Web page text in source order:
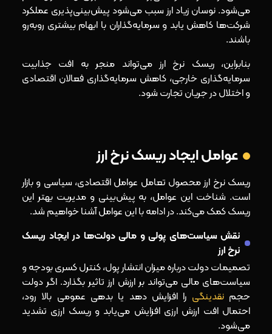
می‌شود. نوسان زیاد ارز سبب می‌شود پیش‌بینی‌پذیری عملکرد
شرکت‌ها کاهش یابد و سرمایه‌گذاران با ابهام بیشتری روبه‌رو
باشند.
بنابراین، ریسک نرخ ارز می‌تواند منجر به افت جذابیت
سرمایه‌گذاری خارجی، کاهش سرمایه‌گذاری فعالان اقتصادی
و اختلال در جریان تجارت شود.
عوامل ایجاد ریسک نرخ ارز
ریسک نرخ ارز محصول تعامل عوامل اقتصادی، سیاسی و بازار
است. شناخت این عوامل، به پیش‌بینی و مدیریت بهتر این
ریسک کمک می‌کند. در ادامه با این عوامل آشنا خواهیم شد.
نقش سیاست‌های پولی و مالی دولت‌ها در ایجاد ریسک
نرخ ارز
تصمیمات دولت درباره میزان انتشار پول، کنترل کسری بودجه و
سیاست‌های مالی می‌تواند بر ارزش ارز تاثیر بگذارد. اگر دولت
حجمنقدینگی را افزایش دهد یا بدهی عمومی بالا رود،
احتمال افت ارزش ارزی افزایش می‌یابد و ریسک ارزی تشدید
می‌شود.